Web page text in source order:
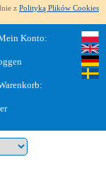
z Polityką Plików Cookies
Konto: